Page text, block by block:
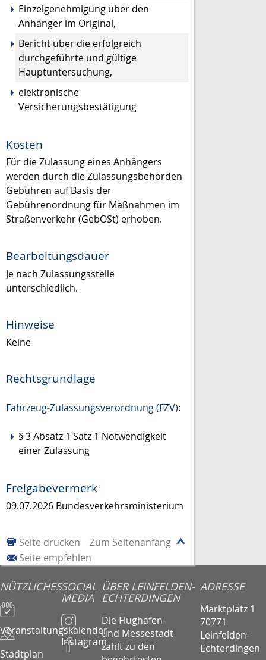
Einzelgenehmigung über den
Anhänger im Original,
Bericht über die erfolgreich
durchgeführte und gültige
Hauptuntersuchung,
elektronische
Versicherungsbestätigung
Kosten
Für die Zulassung eines Anhängers
werden durch die Zulassungsbehörden
Gebühren auf Basis der
Gebührenordnung für Maßnahmen im
Straßenverkehr (GebOSt) erhoben.
Bearbeitungsdauer
Je nach Zulassungsstelle
unterschiedlich.
Hinweise
Keine
Rechtsgrundlage
Fahrzeug-Zulassungsverordnung (FZV):
§ 3 Absatz 1 Satz 1 Notwendigkeit
einer Zulassung
Freigabevermerk
09.07.2026 Bundesverkehrsministerium
Zum Seitenanfang
Seite drucken
Seite empfehlen
NÜTZLICHES
Veranstaltungskalender
Stadtplan
SOCIAL
MEDIA
Instagram
ÜBER LEINFELDEN-
ECHTERDINGEN
Die Flughafen-
und Messestadt
zählt zu den
ADRESSE
Marktplatz 1
70771
Leinfelden-
Echterdingen